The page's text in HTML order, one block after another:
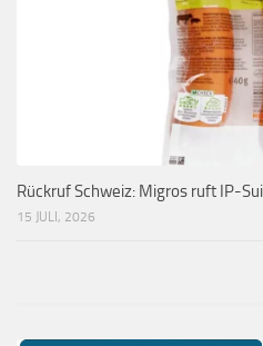
Rückruf Schweiz: Migros ruft IP-
15 JULI, 2026